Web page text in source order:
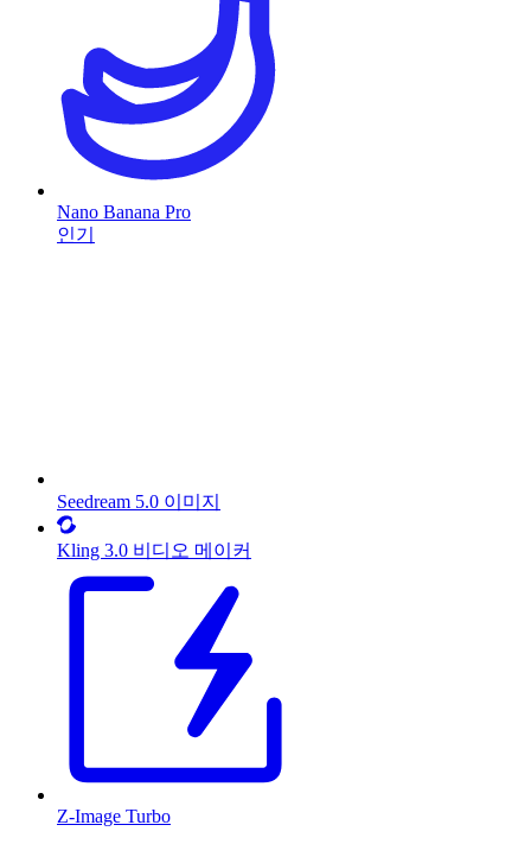
Nano Banana Pro
인기
Seedream 5.0 이미지
Kling 3.0 비디오 메이커
Z-Image Turbo